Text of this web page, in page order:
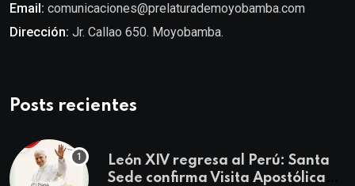
Email: comunicaciones@prelaturademoyobamba.com
Dirección: Jr. Callao 650. Moyobamba.
Posts recientes
León XIV regresa al Perú: Santa
Sede confirma Visita Apostólica